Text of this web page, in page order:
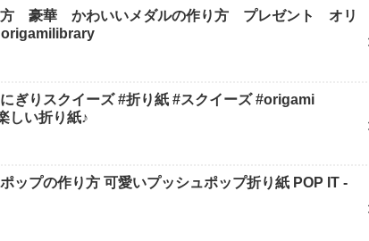
方 豪華 かわいいメダルの作り方 プレゼント オリ
origamilibrary
ぎりスクイーズ #折り紙 #スクイーズ #origami
しい折り紙♪
ップの作り方 可愛いプッシュポップ折り紙 POP IT -